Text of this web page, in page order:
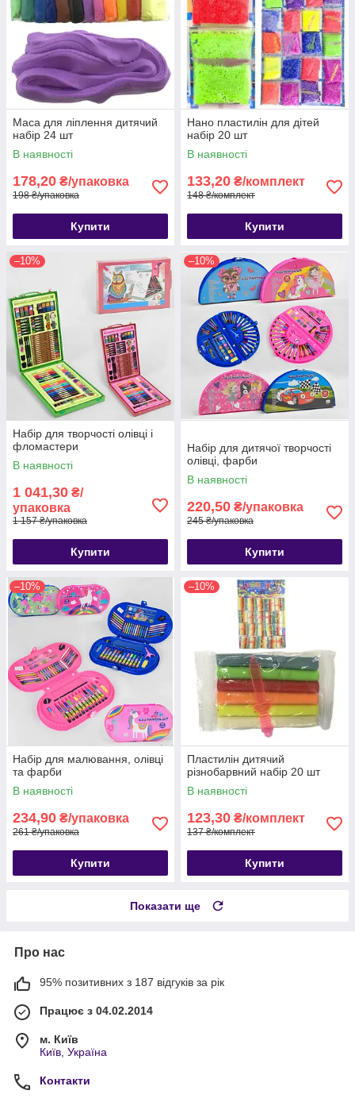
Маса для ліплення дитячий
набір 24 шт
В наявності
178,20 ₴/упаковка
198 ₴/упаковка
Купити
Нано пластилін для дітей
набір 20 шт
В наявності
133,20 ₴/комплект
148 ₴/комплект
Купити
–10%
Набір для творчості олівці і
фломастери
В наявності
1 041,30 ₴/
упаковка
1 157 ₴/упаковка
Купити
–10%
Набір для дитячої творчості
олівці, фарби
В наявності
220,50 ₴/упаковка
245 ₴/упаковка
Купити
–10%
Набір для малювання, олівці
та фарби
В наявності
234,90 ₴/упаковка
261 ₴/упаковка
Купити
–10%
Пластилін дитячий
різнобарвний набір 20 шт
В наявності
123,30 ₴/комплект
137 ₴/комплект
Купити
Показати ще
Про нас
95% позитивних з 187 відгуків за рік
Працює з 04.02.2014
м. Київ
Київ, Україна
Контакти